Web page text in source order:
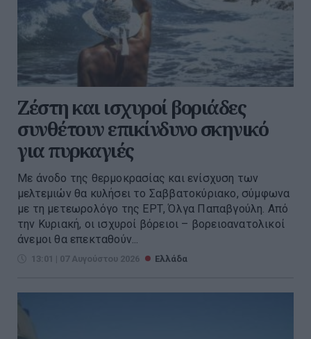
Ζέστη και ισχυροί βοριάδες
συνθέτουν επικίνδυνο σκηνικό
για πυρκαγιές
Με άνοδο της θερμοκρασίας και ενίσχυση των
μελτεμιών θα κυλήσει το Σαββατοκύριακο, σύμφωνα
με τη μετεωρολόγο της ΕΡΤ, Όλγα Παπαβγούλη. Από
την Κυριακή, οι ισχυροί βόρειοι – βορειοανατολικοί
άνεμοι θα επεκταθούν...
13:01 | 07 Αυγούστου 2026 Ελλάδα